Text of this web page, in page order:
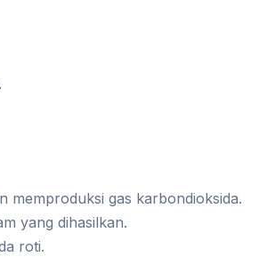
memproduksi gas karbondioksida.
yang dihasilkan.
roti.